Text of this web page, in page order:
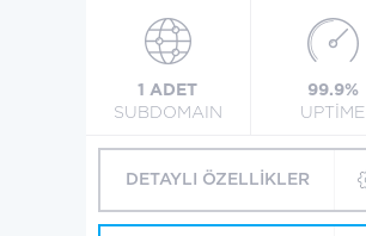
1 ADET
SUBDOMAIN
99.9%
UPTİME
DETAYLI ÖZELLİKLER